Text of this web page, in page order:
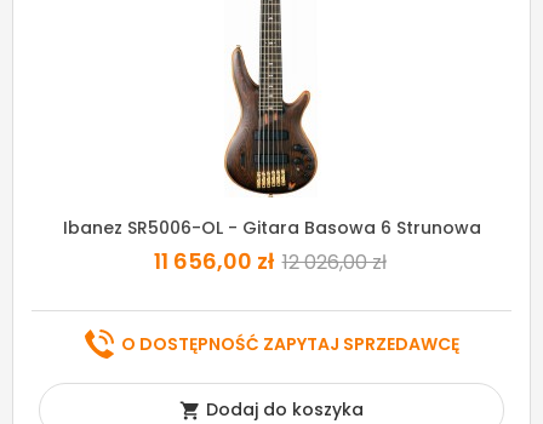
Ibanez SR5006-OL - Gitara Basowa 6 Strunowa
11 656,00 zł 12 026,00 zł
O DOSTĘPNOŚĆ ZAPYTAJ SPRZEDAWCĘ
 Dodaj do koszyka